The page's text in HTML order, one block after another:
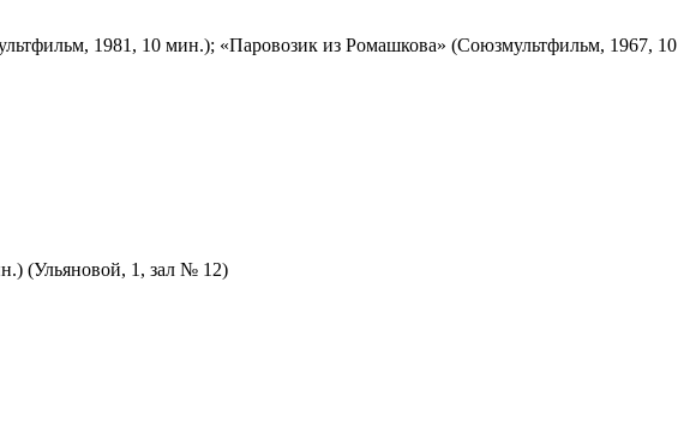
1981, 10 мин.); «Паровозик из Ромашкова» (Союзмультфильм, 1967, 10
(Ульяновой, 1, зал № 12)